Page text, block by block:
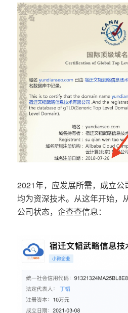
2021年，应发展所需，成立公
均为资深技术。从这年开始，
公司状态，企查查信息：